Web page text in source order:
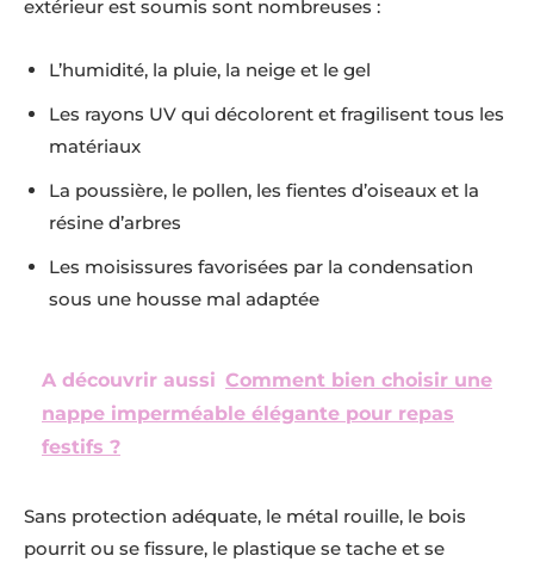
extérieur est soumis sont nombreuses :
L’humidité, la pluie, la neige et le gel
Les rayons UV qui décolorent et fragilisent tous les
matériaux
La poussière, le pollen, les fientes d’oiseaux et la
résine d’arbres
Les moisissures favorisées par la condensation
sous une housse mal adaptée
A découvrir aussi Comment bien choisir une
nappe imperméable élégante pour repas
festifs ?
Sans protection adéquate, le métal rouille, le bois
pourrit ou se fissure, le plastique se tache et se